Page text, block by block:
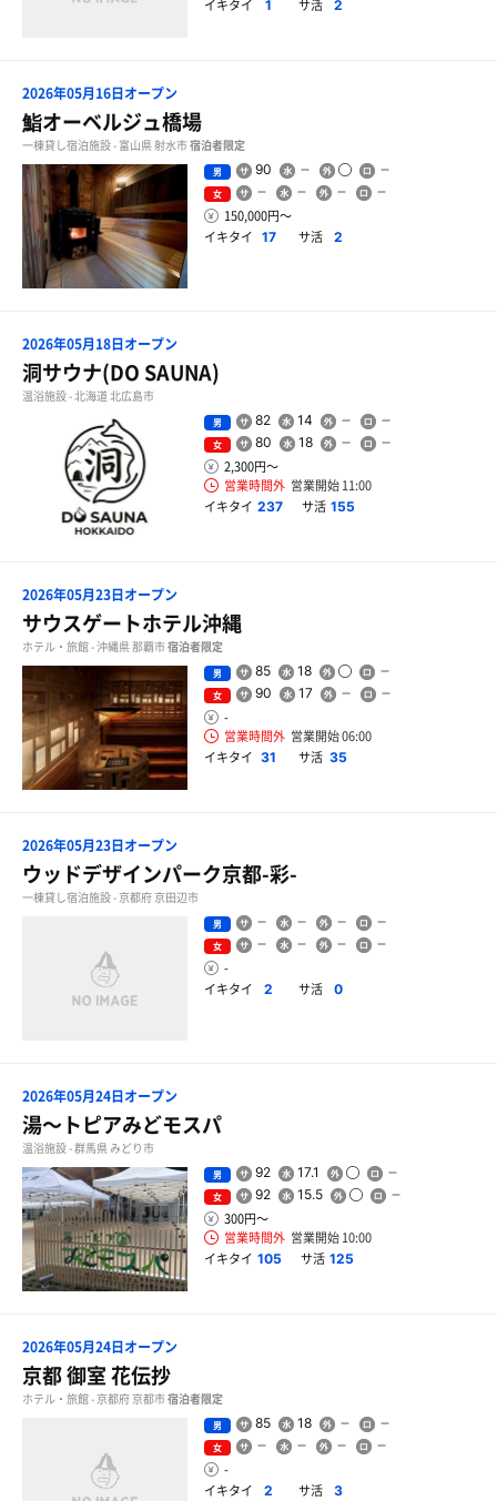
イキタイ
1 サ活 2
2026年05月16日オープン
鮨オーベルジュ橋場
一棟貸し宿泊施設 - 富山県 射水市宿泊者限定
男 90
女
150,000円〜
イキタイ 17 サ活 2
2026年05月18日オープン
洞サウナ(DO SAUNA)
温浴施設 - 北海道 北広島市
男 82 14
女 80 18
2,300円〜
営業時間外 営業開始 11:00
イキタイ 237 サ活 155
2026年05月23日オープン
サウスゲートホテル沖縄
ホテル・旅館 - 沖縄県 那覇市宿泊者限定
男 85 18
女 90 17
-
営業時間外 営業開始 06:00
イキタイ 31 サ活 35
2026年05月23日オープン
ウッドデザインパーク京都-彩-
一棟貸し宿泊施設 - 京都府 京田辺市
男
女
-
イキタイ
2 サ活 0
2026年05月24日オープン
湯〜トピアみどモスパ
温浴施設 - 群馬県 みどり市
男 92 17.1
女 92 15.5
300円〜
営業時間外 営業開始 10:00
イキタイ 105 サ活 125
2026年05月24日オープン
京都 御室 花伝抄
ホテル・旅館 - 京都府 京都市宿泊者限定
男 85 18
女
-
イキタイ
2 サ活 3